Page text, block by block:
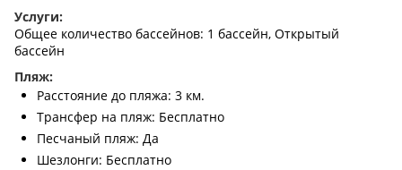
Услуги:
Общее количество бассейнов: 1 бассейн, Открытый
бассейн
Пляж:
Расстояние до пляжа: 3 км.
Трансфер на пляж: Бесплатно
Песчаный пляж: Да
Шезлонги: Бесплатно